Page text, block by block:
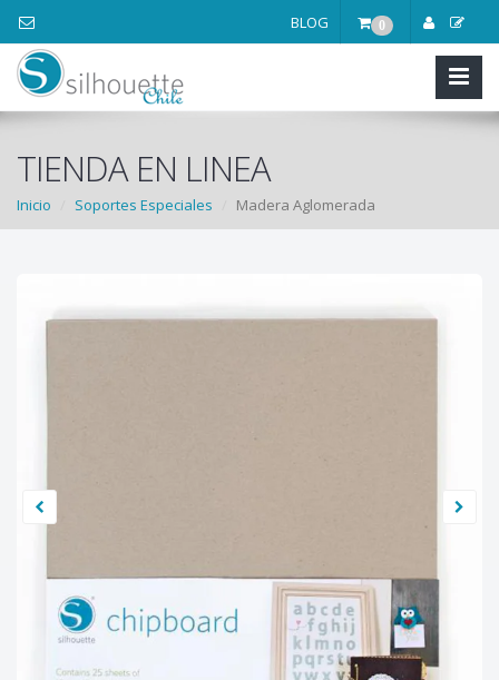
0
BLOG
TIENDA EN LINEA
Inicio Soportes Especiales Madera Aglomerada